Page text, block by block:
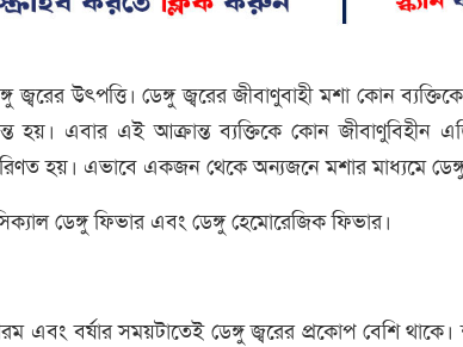
উৎপত্তি। ডেঙ্গু জ্বরের জীবাণুবাহী মশা কোন
হয়। এবার এই আক্রান্ত ব্যক্তিকে কোন জীবাণুবিহীন
হয়। এভাবে একজন থেকে অন্যজনে মশার মাধ্যমে
ডেঙ্গু ফিভার এবং ডেঙ্গু হেমোরেজিক ফিভার।
এবং বর্ষার সময়টাতেই ডেঙ্গু জ্বরের প্রকোপ বেশি